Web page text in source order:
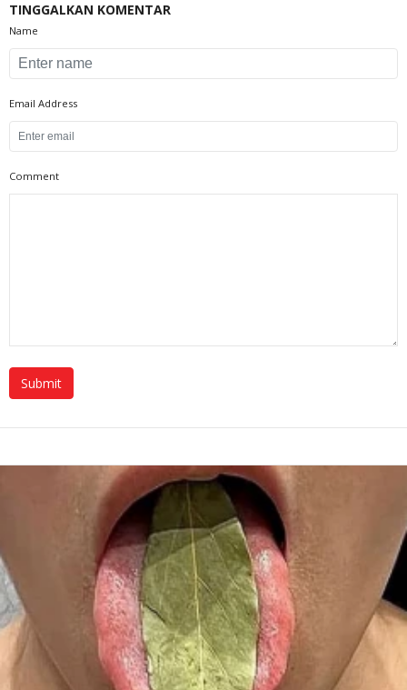
TINGGALKAN KOMENTAR
Name
Email Address
Comment